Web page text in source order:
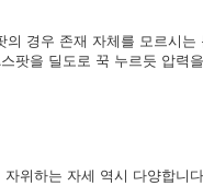
경우 존재 자체를 모르시
팟을 딜도로 꾹 누르듯 압력
위하는 자세 역시 다양합니